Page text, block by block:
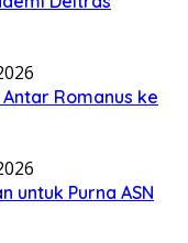
Romanus ke
untuk Purna ASN